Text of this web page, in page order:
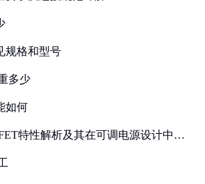
规格和型号
多少
如何
特性解析及其在可调电源设计中的